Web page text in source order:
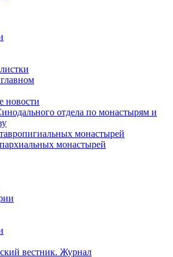
новости
отдела по монастырям и
монастырей
монастырей
вестник. Журнал